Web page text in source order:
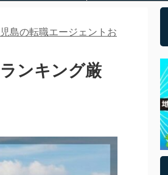
島の転職エージェントお
ンキング厳